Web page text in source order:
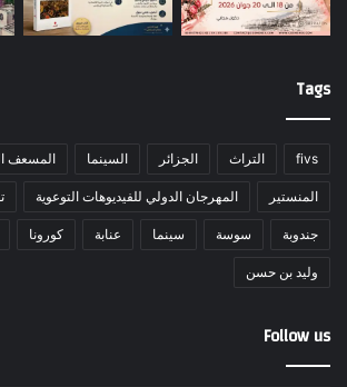
Tags
fivs التراث الجزائر السينما المسعف
المنستير المهرجان الدولي للفيديوهات التوعوية
جندوبة سوسة سينما عنابة كورونا
وليد بن حسن
Follow us